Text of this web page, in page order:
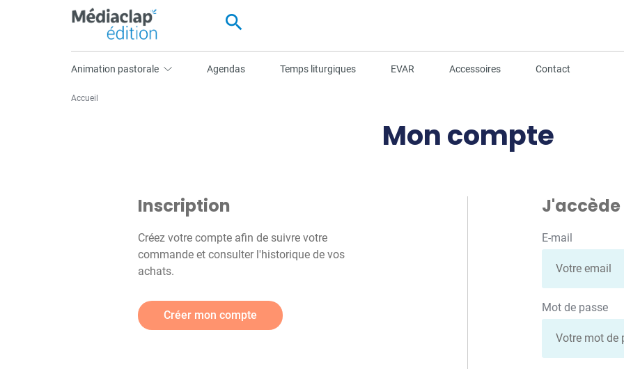
search
Animation pastorale Agendas Temps liturgiques EVAR Accessoires Contact
Accueil
Mon compte
Inscription
Créez votre compte afin de suivre votre
commande et consulter l'historique de vos
achats.
Créer mon compte
E-mail
Mot de passe